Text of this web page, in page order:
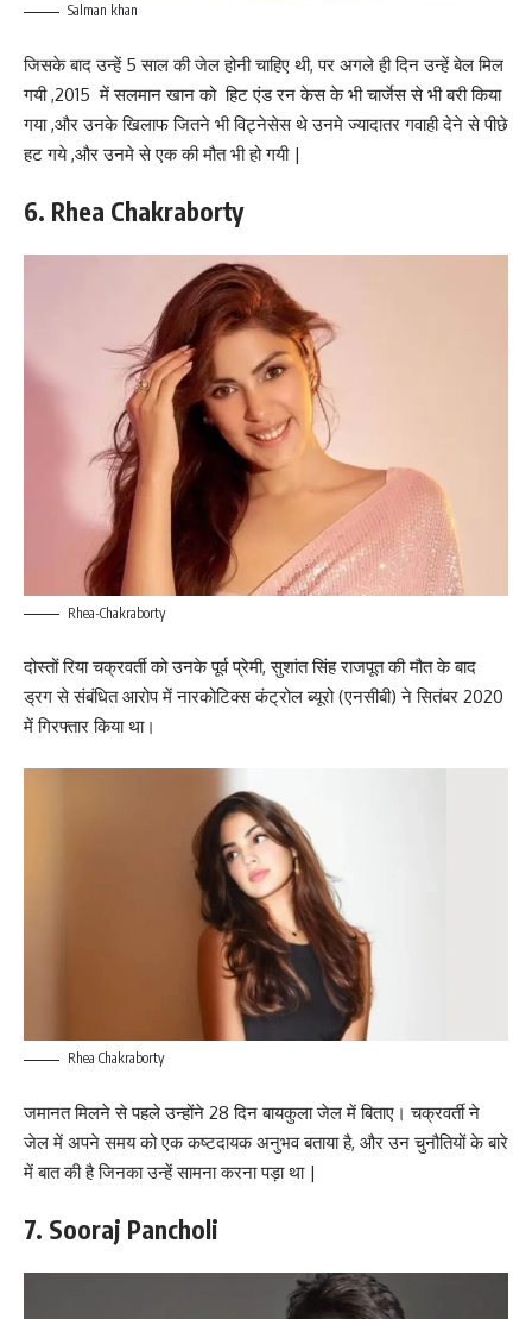
Salman khan
जिसके बाद उन्हें 5 साल की जेल होनी चाहिए थी, पर अगले ही दिन उन्हें बेल मिल
गयी ,2015 में सलमान खान को हिट एंड रन केस के भी चार्जेस से भी बरी किया
गया ,और उनके खिलाफ जितने भी विट्नेसेस थे उनमे ज्यादातर गवाही देने से पीछे
हट गये ,और उनमे से एक की मौत भी हो गयी |
6. Rhea Chakraborty
Rhea-Chakraborty
दोस्तों रिया चक्रवर्ती को उनके पूर्व प्रेमी, सुशांत सिंह राजपूत की मौत के बाद
ड्रग से संबंधित आरोप में नारकोटिक्स कंट्रोल ब्यूरो (एनसीबी) ने सितंबर 2020
में गिरफ्तार किया था।
Rhea Chakraborty
जमानत मिलने से पहले उन्होंने 28 दिन बायकुला जेल में बिताए। चक्रवर्ती ने
जेल में अपने समय को एक कष्टदायक अनुभव बताया है, और उन चुनौतियों के बारे
में बात की है जिनका उन्हें सामना करना पड़ा था |
7. Sooraj Pancholi